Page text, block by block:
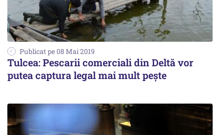
Publicat pe 08 Mai 2019
Tulcea: Pescarii comerciali din Deltă vor
putea captura legal mai mult peşte